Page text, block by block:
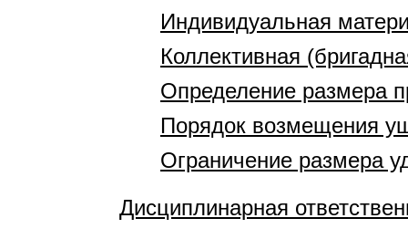
Индивидуальная
Коллективная
Определение размера
Порядок возмещения
Ограничение размера
Дисциплинарная